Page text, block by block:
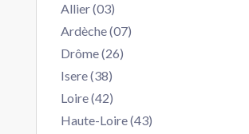
Allier (03)
Ardèche (07)
Drôme (26)
Isere (38)
Loire (42)
Haute-Loire (43)